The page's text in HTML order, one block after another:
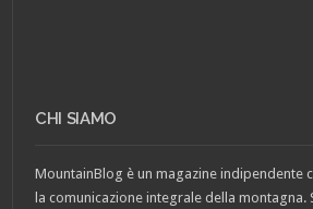
CHI SIAMO
MountainBlog è un magazine indipendente
la comunicazione integrale della